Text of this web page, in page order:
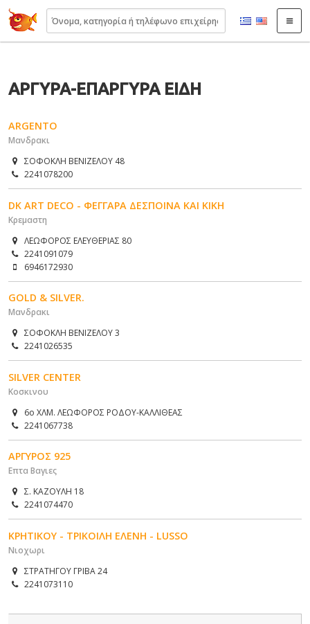
22410.gr
ΑΡΓΥΡΑ-ΕΠΑΡΓΥΡΑ ΕΙΔΗ
ARGENTO
Μανδρακι
ΣΟΦΟΚΛΗ ΒΕΝΙΖΕΛΟΥ 48
2241078200
DK ART DECO - ΦΕΓΓΑΡΑ ΔΕΣΠΟΙΝΑ ΚΑΙ ΚΙΚΗ
Κρεμαστη
ΛΕΩΦΟΡΟΣ ΕΛΕΥΘΕΡΙΑΣ 80
2241091079
6946172930
GOLD & SILVER.
Μανδρακι
ΣΟΦΟΚΛΗ ΒΕΝΙΖΕΛΟΥ 3
2241026535
SILVER CENTER
Κοσκινου
6ο ΧΛΜ. ΛΕΩΦΟΡΟΣ ΡΟΔΟΥ-ΚΑΛΛΙΘΕΑΣ
2241067738
ΑΡΓΥΡΟΣ 925
Επτα Βαγιες
Σ. ΚΑΖΟΥΛΗ 18
2241074470
ΚΡΗΤΙΚΟΥ - ΤΡΙΚΟΙΛΗ ΕΛΕΝΗ - LUSSO
Νιοχωρι
ΣΤΡΑΤΗΓΟΥ ΓΡΙΒΑ 24
2241073110